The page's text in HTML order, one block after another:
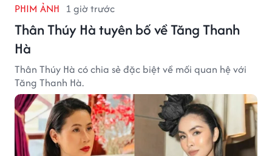
PHIM ẢNH 1 giờ trước
Thân Thúy Hà tuyên bố về Tăng Thanh
Hà
Thân Thúy Hà có chia sẻ đặc biệt về mối quan hệ với
Tăng Thanh Hà.